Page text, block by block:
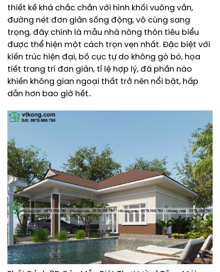
thiết kế khá chắc chắn với hình khối vuông vắn,
đường nét đơn giản sống động, vô cùng sang
trọng, đây chính là mẫu nhà nông thôn tiêu biểu
được thể hiện một cách trọn vẹn nhất. Đặc biệt với
kiến trúc hiện đại, bố cục tự do không gò bó, họa
tiết trang trí đơn giản, tỉ lệ hợp lý, đã phần nào
khiến không gian ngoại thất trở nên nổi bật, hấp
dẫn hơn bao giờ hết..